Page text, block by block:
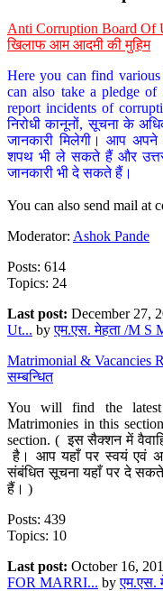
Anti Corruption Board Of
खिलाफ आम आदमी की मुहिम
Here you can find
can also take a pledge
report incidents of
निरोधी कानूनों, सूचना के
जानकारी मिलेगी। आप अपने
शपथ भी ले सकते हैं और
जानकारी भी दे सकते हैं।
You can also send mail at
Moderator: Ashok Pande
Posts: 614
Topics: 24
Last post: December 27,
Ut... byएम.एस. मेहता /M S
Matrimonial & Vacancies
सम्बन्धित
You will find the latest
Matrimonies in this
section. ( इस सैक्शन में
है। आप यहाँ पर स्वयं एवं
संबंधित सूचना यहाँ पर दे
हैं। )
Posts: 439
Topics: 10
Last post: October 16,
FOR MARRI... byएम.एस.